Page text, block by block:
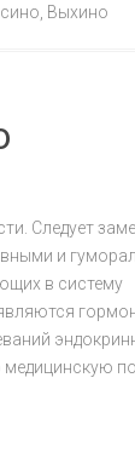
Выхино
Следует
и
в систему
медицинскую